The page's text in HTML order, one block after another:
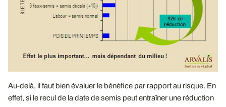
Au-delà, il faut bien évaluer le bénéfice par rapport au risque. En
effet, si le recul de la date de semis peut entraîner une réduction